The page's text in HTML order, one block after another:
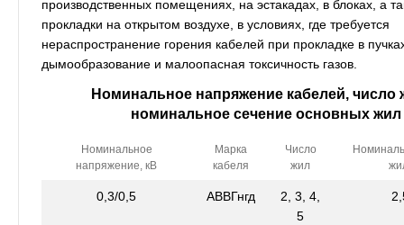
производственных помещениях, на эстакадах, в блоках, а
прокладки на открытом воздухе, в условиях, где требуется
нераспространение горения кабелей при прокладке в
дымообразование и малоопасная токсичность газов.
Номинальное напряжение кабелей, число
номинальное сечение основных жил
Номинальное
напряжение, кВ
Марка
кабеля
Число
жил
0,3/0,5 АВВГнгд
2, 3, 4,
5